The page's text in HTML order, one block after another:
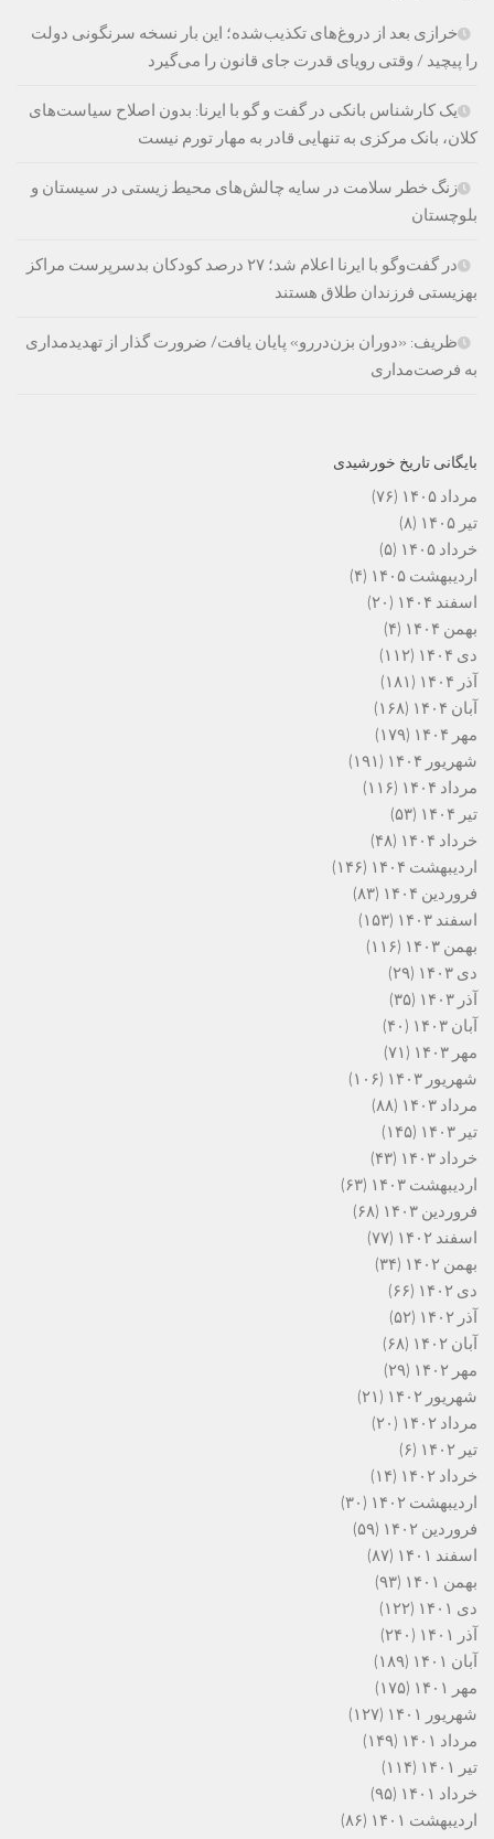
خرازی بعد از دروغ‌های تکذیب‌شده؛ این بار نسخه سرنگونی دولت
را پیچید / وقتی رویای قدرت جای قانون را می‌گیرد
یک کارشناس بانکی در گفت و گو با ایرنا: بدون اصلاح سیاست‌های
کلان، بانک مرکزی به تنهایی قادر به مهار تورم نیست
زنگ خطر سلامت در سایه چالش‌های محیط زیستی در سیستان و
بلوچستان
در گفت‌وگو با ایرنا اعلام شد؛ ۲۷ درصد کودکان بدسرپرست مراکز
بهزیستی فرزندان طلاق هستند
ظریف: «دوران بزن‌دررو» پایان یافت/ ضرورت گذار از تهدیدمداری
به فرصت‌مداری
بایگانی تاریخ خورشیدی
مرداد ۱۴۰۵
(۷۶)
تیر ۱۴۰۵
(۸)
خرداد ۱۴۰۵
(۵)
اردیبهشت ۱۴۰۵
(۴)
اسفند ۱۴۰۴
(۲۰)
بهمن ۱۴۰۴
(۴)
دی ۱۴۰۴
(۱۱۲)
آذر ۱۴۰۴
(۱۸۱)
آبان ۱۴۰۴
(۱۶۸)
مهر ۱۴۰۴
(۱۷۹)
شهریور ۱۴۰۴
(۱۹۱)
مرداد ۱۴۰۴
(۱۱۶)
تیر ۱۴۰۴
(۵۳)
خرداد ۱۴۰۴
(۴۸)
اردیبهشت ۱۴۰۴
(۱۴۶)
فروردین ۱۴۰۴
(۸۳)
اسفند ۱۴۰۳
(۱۵۳)
بهمن ۱۴۰۳
(۱۱۶)
دی ۱۴۰۳
(۲۹)
آذر ۱۴۰۳
(۳۵)
آبان ۱۴۰۳
(۴۰)
مهر ۱۴۰۳
(۷۱)
شهریور ۱۴۰۳
(۱۰۶)
مرداد ۱۴۰۳
(۸۸)
تیر ۱۴۰۳
(۱۴۵)
خرداد ۱۴۰۳
(۴۳)
اردیبهشت ۱۴۰۳
(۶۳)
فروردین ۱۴۰۳
(۶۸)
اسفند ۱۴۰۲
(۷۷)
بهمن ۱۴۰۲
(۳۴)
دی ۱۴۰۲
(۶۶)
آذر ۱۴۰۲
(۵۲)
آبان ۱۴۰۲
(۶۸)
مهر ۱۴۰۲
(۲۹)
شهریور ۱۴۰۲
(۲۱)
مرداد ۱۴۰۲
(۲۰)
تیر ۱۴۰۲
(۶)
خرداد ۱۴۰۲
(۱۴)
اردیبهشت ۱۴۰۲
(۳۰)
فروردین ۱۴۰۲
(۵۹)
اسفند ۱۴۰۱
(۸۷)
بهمن ۱۴۰۱
(۹۳)
دی ۱۴۰۱
(۱۲۲)
آذر ۱۴۰۱
(۲۴۰)
آبان ۱۴۰۱
(۱۸۹)
مهر ۱۴۰۱
(۱۷۵)
شهریور ۱۴۰۱
(۱۲۷)
مرداد ۱۴۰۱
(۱۴۹)
تیر ۱۴۰۱
(۱۱۴)
خرداد ۱۴۰۱
(۹۵)
اردیبهشت ۱۴۰۱
(۸۶)